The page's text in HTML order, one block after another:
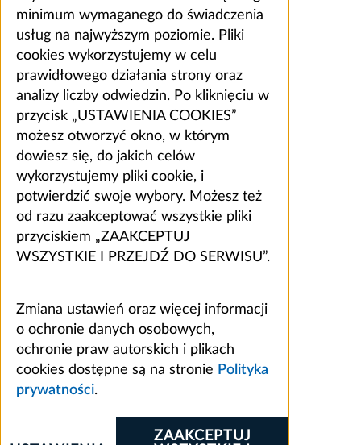
minimum wymaganego do świadczenia
usług na najwyższym poziomie. Pliki
cookies wykorzystujemy w celu
prawidłowego działania strony oraz
analizy liczby odwiedzin. Po kliknięciu w
przycisk „USTAWIENIA COOKIES”
możesz otworzyć okno, w którym
dowiesz się, do jakich celów
wykorzystujemy pliki cookie, i
potwierdzić swoje wybory. Możesz też
od razu zaakceptować wszystkie pliki
przyciskiem „ZAAKCEPTUJ
WSZYSTKIE I PRZEJDŹ DO SERWISU”.
Zmiana ustawień oraz więcej informacji
o ochronie danych osobowych,
ochronie praw autorskich i plikach
cookies dostępne są na stronie Polityka
prywatności.
ZAAKCEPTUJ